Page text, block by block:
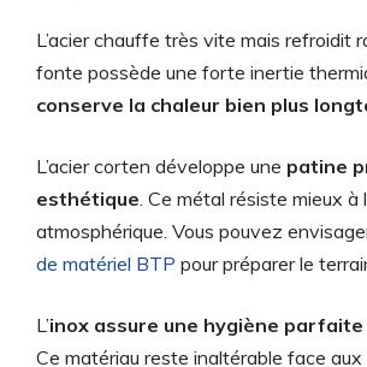
L’acier chauffe très vite mais refroidit
fonte possède une forte inertie
conserve la chaleur bien plus
L’acier corten développe une patine
esthétique. Ce métal résiste mieux à
atmosphérique. Vous pouvez
de matériel BTP pour préparer le
L’inox assure une hygiène parfaite
Ce matériau reste inaltérable face aux